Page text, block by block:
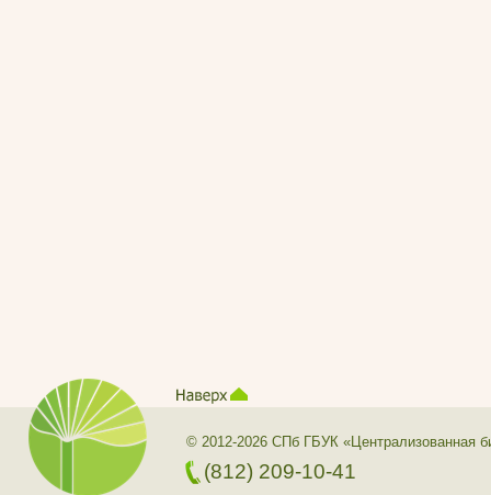
© 2012-2026 СПб ГБУК «Централизованная
(812) 209-10-41